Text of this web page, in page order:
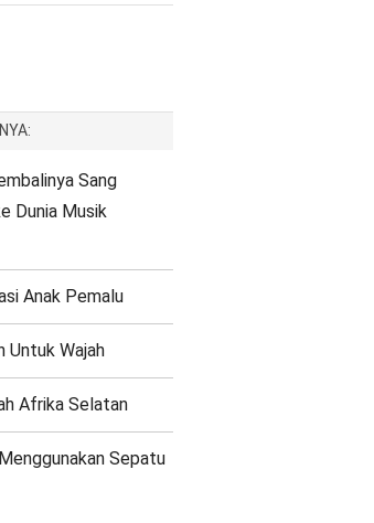
Sang
Dunia Musik
Anak Pemalu
Untuk Wajah
Afrika Selatan
Sepatu